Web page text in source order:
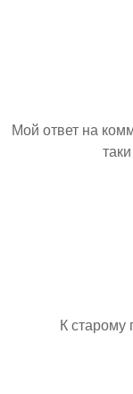
Мой ответ на
К старому